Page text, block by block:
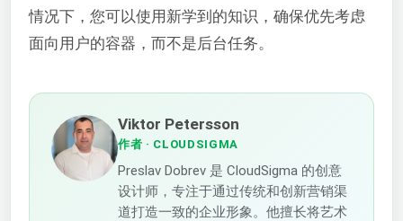
情况下，您可以使用新学到的知识，确保优先考虑
面向用户的容器，而不是后台任务。
Viktor Petersson
作者 · CLOUDSIGMA
Preslav Dobrev 是 CloudSigma 的创意
设计师，专注于通过传统和创新营销渠
道打造一致的企业形象。他擅长将艺术